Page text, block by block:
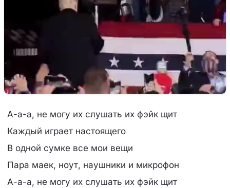
А-а-а, не могу их слушать их фэйк щит
Каждый играет настоящего
В одной сумке все мои вещи
Пара маек, ноут, наушники и микрофон
А-а-а, не могу их слушать их фэйк щит